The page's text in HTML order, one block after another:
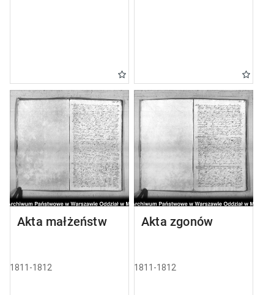
Akta małżeństw
1811-1812
Akta zgonów
1811-1812